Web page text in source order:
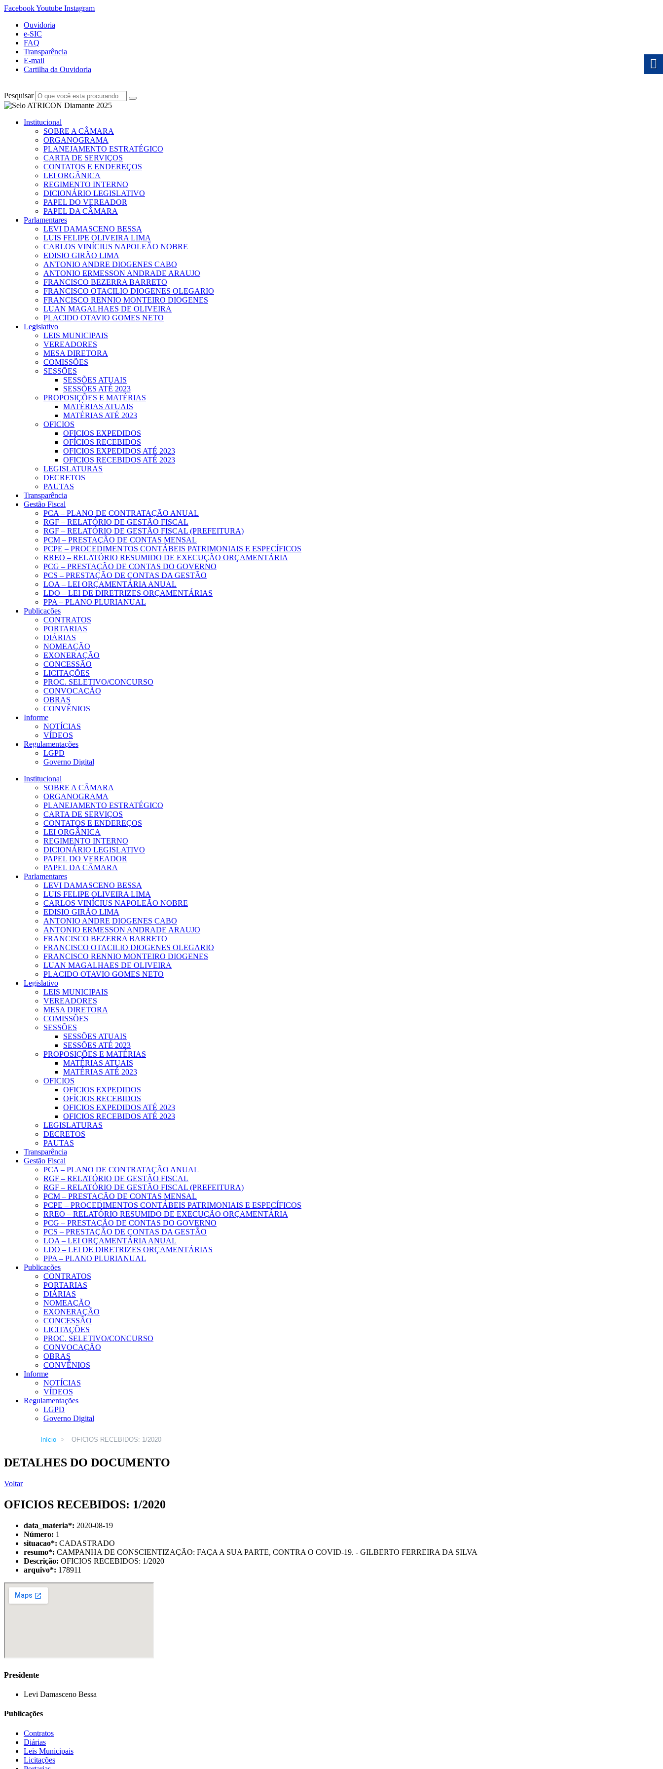
FacebookYoutube Instagram
Ouvidoria
e-SIC
FAQ
Transparência
E-mail
Cartilha da Ouvidoria
Pesquisar
Institucional
SOBRE A CÂMARA
ORGANOGRAMA
PLANEJAMENTO ESTRATÉGICO
CARTA DE SERVIÇOS
CONTATOS E ENDEREÇOS
LEI ORGÂNICA
REGIMENTO INTERNO
DICIONÁRIO LEGISLATIVO
PAPEL DO VEREADOR
PAPEL DA CÂMARA
Parlamentares
LEVI DAMASCENO BESSA
LUIS FELIPE OLIVEIRA LIMA
CARLOS VINÍCIUS NAPOLEÃO NOBRE
EDISIO GIRÃO LIMA
ANTONIO ANDRE DIOGENES CABO
ANTONIO ERMESSON ANDRADE ARAUJO
FRANCISCO BEZERRA BARRETO
FRANCISCO OTACILIO DIOGENES OLEGARIO
FRANCISCO RENNIO MONTEIRO DIOGENES
LUAN MAGALHAES DE OLIVEIRA
PLACIDO OTAVIO GOMES NETO
Legislativo
LEIS MUNICIPAIS
VEREADORES
MESA DIRETORA
COMISSÕES
SESSÕES
SESSÕES ATUAIS
SESSÕES ATÉ 2023
PROPOSIÇÕES E MATÉRIAS
MATÉRIAS ATUAIS
MATÉRIAS ATÉ 2023
OFICIOS
OFICIOS EXPEDIDOS
OFÍCIOS RECEBIDOS
OFICIOS EXPEDIDOS ATÉ 2023
OFICIOS RECEBIDOS ATÉ 2023
LEGISLATURAS
DECRETOS
PAUTAS
Transparência
Gestão Fiscal
PCA – PLANO DE CONTRATAÇÃO ANUAL
RGF – RELATÓRIO DE GESTÃO FISCAL
RGF – RELATÓRIO DE GESTÃO FISCAL (PREFEITURA)
PCM – PRESTAÇÃO DE CONTAS MENSAL
PCPE – PROCEDIMENTOS CONTÁBEIS PATRIMONIAIS E ESPECÍFICOS
RREO – RELATÓRIO RESUMIDO DE EXECUÇÃO ORÇAMENTÁRIA
PCG – PRESTAÇÃO DE CONTAS DO GOVERNO
PCS – PRESTAÇÃO DE CONTAS DA GESTÃO
LOA – LEI ORÇAMENTÁRIA ANUAL
LDO – LEI DE DIRETRIZES ORÇAMENTÁRIAS
PPA – PLANO PLURIANUAL
Publicações
CONTRATOS
PORTARIAS
DIÁRIAS
NOMEAÇÃO
EXONERAÇÃO
CONCESSÃO
LICITAÇÕES
PROC. SELETIVO/CONCURSO
CONVOCAÇÃO
OBRAS
CONVÊNIOS
Informe
NOTÍCIAS
VÍDEOS
Regulamentações
LGPD
Governo Digital
Institucional
SOBRE A CÂMARA
ORGANOGRAMA
PLANEJAMENTO ESTRATÉGICO
CARTA DE SERVIÇOS
CONTATOS E ENDEREÇOS
LEI ORGÂNICA
REGIMENTO INTERNO
DICIONÁRIO LEGISLATIVO
PAPEL DO VEREADOR
PAPEL DA CÂMARA
Parlamentares
LEVI DAMASCENO BESSA
LUIS FELIPE OLIVEIRA LIMA
CARLOS VINÍCIUS NAPOLEÃO NOBRE
EDISIO GIRÃO LIMA
ANTONIO ANDRE DIOGENES CABO
ANTONIO ERMESSON ANDRADE ARAUJO
FRANCISCO BEZERRA BARRETO
FRANCISCO OTACILIO DIOGENES OLEGARIO
FRANCISCO RENNIO MONTEIRO DIOGENES
LUAN MAGALHAES DE OLIVEIRA
PLACIDO OTAVIO GOMES NETO
Legislativo
LEIS MUNICIPAIS
VEREADORES
MESA DIRETORA
COMISSÕES
SESSÕES
SESSÕES ATUAIS
SESSÕES ATÉ 2023
PROPOSIÇÕES E MATÉRIAS
MATÉRIAS ATUAIS
MATÉRIAS ATÉ 2023
OFICIOS
OFICIOS EXPEDIDOS
OFÍCIOS RECEBIDOS
OFICIOS EXPEDIDOS ATÉ 2023
OFICIOS RECEBIDOS ATÉ 2023
LEGISLATURAS
DECRETOS
PAUTAS
Transparência
Gestão Fiscal
PCA – PLANO DE CONTRATAÇÃO ANUAL
RGF – RELATÓRIO DE GESTÃO FISCAL
RGF – RELATÓRIO DE GESTÃO FISCAL (PREFEITURA)
PCM – PRESTAÇÃO DE CONTAS MENSAL
PCPE – PROCEDIMENTOS CONTÁBEIS PATRIMONIAIS E ESPECÍFICOS
RREO – RELATÓRIO RESUMIDO DE EXECUÇÃO ORÇAMENTÁRIA
PCG – PRESTAÇÃO DE CONTAS DO GOVERNO
PCS – PRESTAÇÃO DE CONTAS DA GESTÃO
LOA – LEI ORÇAMENTÁRIA ANUAL
LDO – LEI DE DIRETRIZES ORÇAMENTÁRIAS
PPA – PLANO PLURIANUAL
Publicações
CONTRATOS
PORTARIAS
DIÁRIAS
NOMEAÇÃO
EXONERAÇÃO
CONCESSÃO
LICITAÇÕES
PROC. SELETIVO/CONCURSO
CONVOCAÇÃO
OBRAS
CONVÊNIOS
Informe
NOTÍCIAS
VÍDEOS
Regulamentações
LGPD
Governo Digital
Início > OFICIOS RECEBIDOS: 1/2020
DETALHES DO DOCUMENTO
Voltar
OFICIOS RECEBIDOS: 1/2020
data_materia*: 2020-08-19
Número: 1
situacao*: CADASTRADO
resumo*: CAMPANHA DE CONSCIENTIZAÇÃO: FAÇA A SUA PARTE, CONTRA O COVID-19. - GILBERTO FERREIRA DA SILVA
Descrição: OFICIOS RECEBIDOS: 1/2020
arquivo*: 178911
Presidente
Levi Damasceno Bessa
Publicações
Contratos
Diárias
Leis Municipais
Licitações